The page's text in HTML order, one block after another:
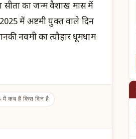
सीता का जन्म वैशाख मास में
में अष्टमी युक्त वाले दिन
नवमी का त्यौहार धूमधाम
में कब है किस दिन है